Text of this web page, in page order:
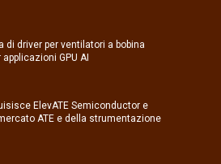
driver per ventilatori a bobina
GPU AI
ElevATE Semiconductor e
ATE e della strumentazione